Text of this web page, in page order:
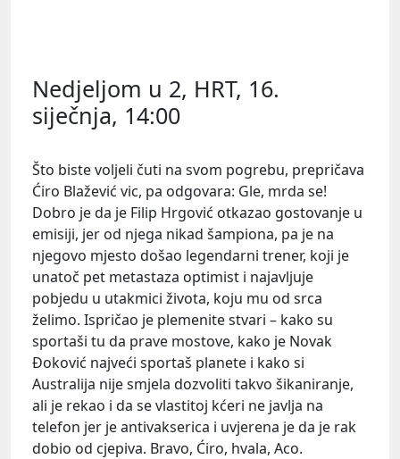
Nedjeljom u 2, HRT, 16.
siječnja, 14:00
Što biste voljeli čuti na svom pogrebu, prepričava
Ćiro Blažević vic, pa odgovara: Gle, mrda se!
Dobro je da je Filip Hrgović otkazao gostovanje u
emisiji, jer od njega nikad šampiona, pa je na
njegovo mjesto došao legendarni trener, koji je
unatoč pet metastaza optimist i najavljuje
pobjedu u utakmici života, koju mu od srca
želimo. Ispričao je plemenite stvari – kako su
sportaši tu da prave mostove, kako je Novak
Đoković najveći sportaš planete i kako si
Australija nije smjela dozvoliti takvo šikaniranje,
ali je rekao i da se vlastitoj kćeri ne javlja na
telefon jer je antivakserica i uvjerena je da je rak
dobio od cjepiva. Bravo, Ćiro, hvala, Aco.